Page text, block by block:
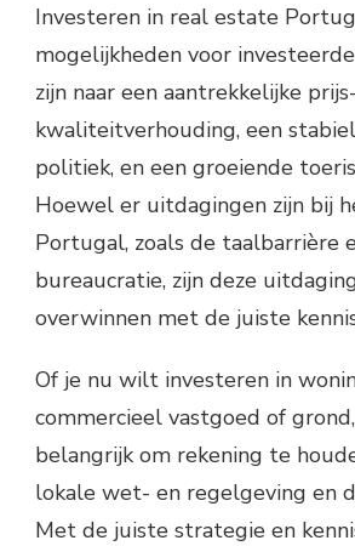
Investeren in real estate
mogelijkheden voor
zijn naar een aantrekkelijke prijs-
kwaliteitverhouding, een
politiek, en een groeiende
Hoewel er uitdagingen zijn bij
Portugal, zoals de taalbarrière
bureaucratie, zijn deze
overwinnen met de juiste
Of je nu wilt investeren in
commercieel vastgoed of
belangrijk om rekening te
lokale wet- en regelgeving en
Met de juiste strategie en